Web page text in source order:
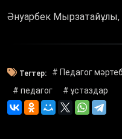
Әнуарбек Мырзатайұлы,
Тегтер: # Педагог
# педагог
# ұстаздар